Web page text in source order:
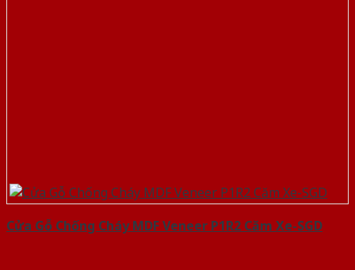
Cửa Gỗ Chống Cháy MDF Veneer P1R2 Căm Xe-SGD